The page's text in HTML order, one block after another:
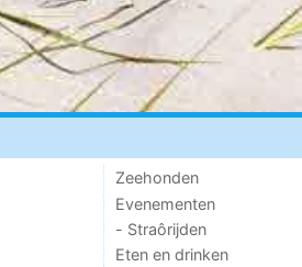
Zeehonden
Evenementen
- Straôrijden
Eten en drinken